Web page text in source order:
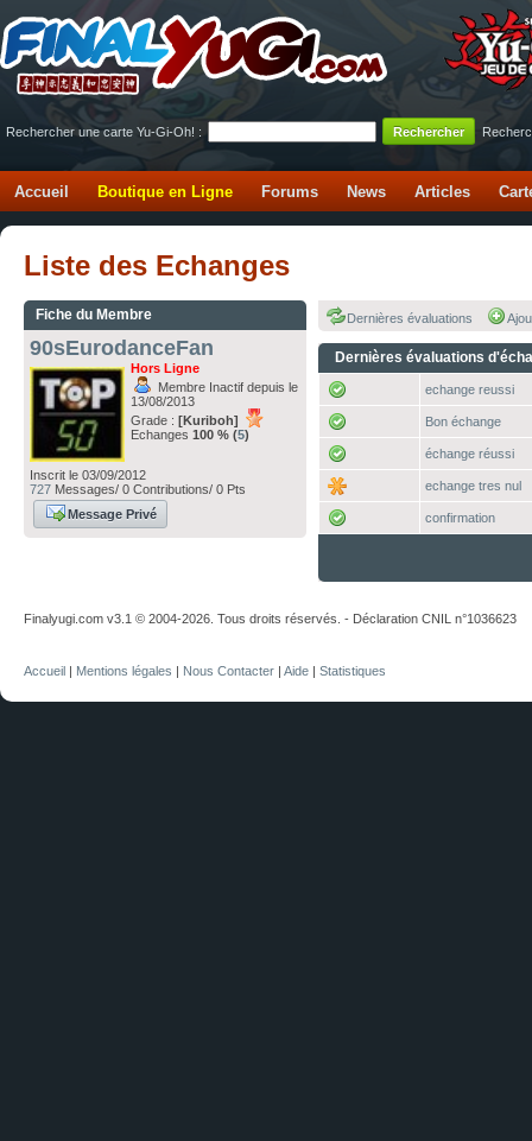
Rechercher une carte Yu-Gi-Oh! :
Accueil Boutique en Ligne Forums News Articles
Liste des Echanges
Fiche du Membre
90sEurodanceFan
Hors Ligne
Membre Inactif depuis le
13/08/2013
Grade : [Kuriboh]
Echanges 100 % (5)
Inscrit le 03/09/2012
727 Messages/ 0 Contributions/ 0 Pts
Message Privé
Dernières évaluations
Dernières évaluations
echange reussi
Bon échange
échange réussi
echange tres nul
confirmation
Finalyugi.com v3.1 © 2004-2026. Tous droits réservés. - Déclaration CNIL n°1036623
Accueil | Mentions légales | Nous Contacter | Aide | Statistiques